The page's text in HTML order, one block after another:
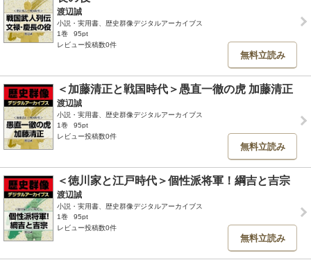
渡辺誠
小説・実用書、歴史群像デジタルアーカイブス
1巻
95pt
レビュー投稿数0件
無料立読み
＜加藤清正と戦国時代＞愚直一徹の虎 加藤清正
渡辺誠
小説・実用書、歴史群像デジタルアーカイブス
1巻
95pt
レビュー投稿数0件
無料立読み
＜徳川家と江戸時代＞個性派将軍！綱吉と吉宗
渡辺誠
小説・実用書、歴史群像デジタルアーカイブス
1巻
95pt
レビュー投稿数0件
無料立読み